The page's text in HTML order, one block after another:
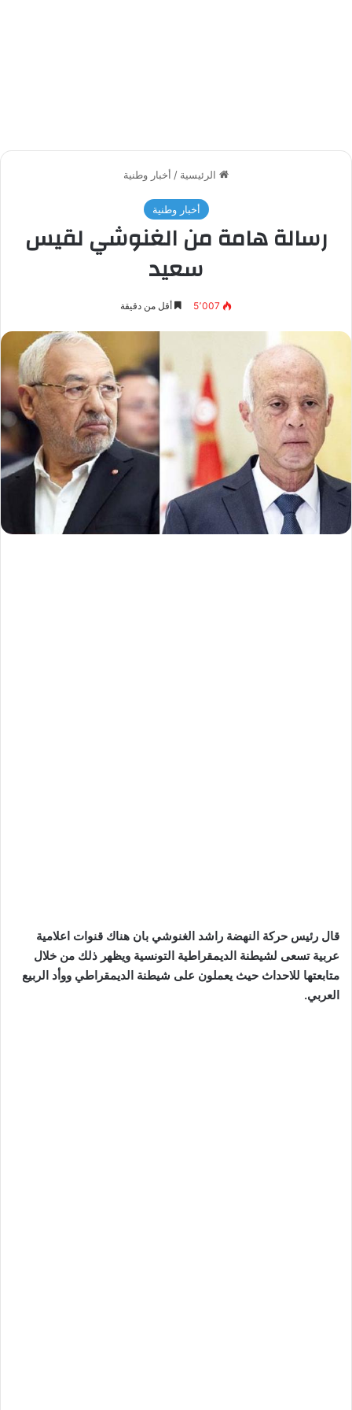
الرئيسية / أخبار وطنية
أخبار وطنية
رسالة هامة من الغنوشي لقيس
سعيد
5٬007 أقل من دقيقة
قال رئيس حركة النهضة راشد الغنوشي بان هناك قنوات اعلامية
عربية تسعى لشيطنة الديمقراطية التونسية ويظهر ذلك من خلال
متابعتها للاحداث حيث يعملون على شيطنة الديمقراطي ووأد الربيع
العربي.